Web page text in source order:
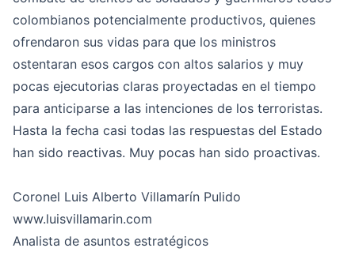
colombianos potencialmente productivos, quienes
ofrendaron sus vidas para que los ministros
ostentaran esos cargos con altos salarios y muy
pocas ejecutorias claras proyectadas en el tiempo
para anticiparse a las intenciones de los terroristas.
Hasta la fecha casi todas las respuestas del Estado
han sido reactivas. Muy pocas han sido proactivas.
Coronel Luis Alberto Villamarín Pulido
www.luisvillamarin.com
Analista de asuntos estratégicos